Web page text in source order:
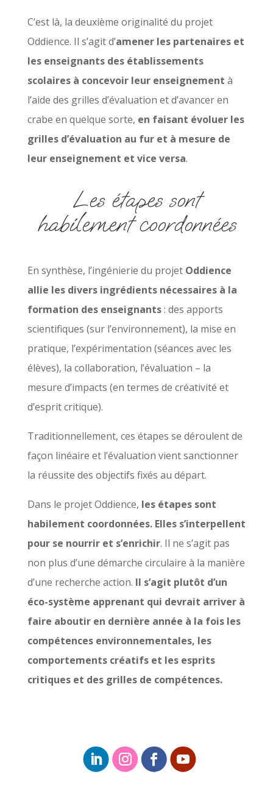
C’est là, la deuxième originalité du projet
Oddience. Il s’agit d’amener les partenaires et
les enseignants des établissements
scolaires à concevoir leur enseignement à
l’aide des grilles d’évaluation et d’avancer en
crabe en quelque sorte, en faisant évoluer les
grilles d’évaluation au fur et à mesure de
leur enseignement et vice versa.
Les étapes sont
habilement coordonnées
En synthèse, l’ingénierie du projet Oddience
allie les divers ingrédients nécessaires à la
formation des enseignants: des apports
scientifiques (sur l’environnement), la mise en
pratique, l’expérimentation (séances avec les
élèves), la collaboration, l’évaluation – la
mesure d’impacts (en termes de créativité et
d’esprit critique).
Traditionnellement, ces étapes se déroulent de
façon linéaire et l’évaluation vient sanctionner
la réussite des objectifs fixés au départ.
Dans le projet Oddience, les étapes sont
habilement coordonnées. Elles s’interpellent
pour se nourrir et s’enrichir. Il ne s’agit pas
non plus d’une démarche circulaire à la manière
d’une recherche action. Il s’agit plutôt d’un
éco-système apprenant qui devrait arriver à
faire aboutir en dernière année à la fois les
compétences environnementales, les
comportements créatifs et les esprits
critiques et des grilles de compétences.